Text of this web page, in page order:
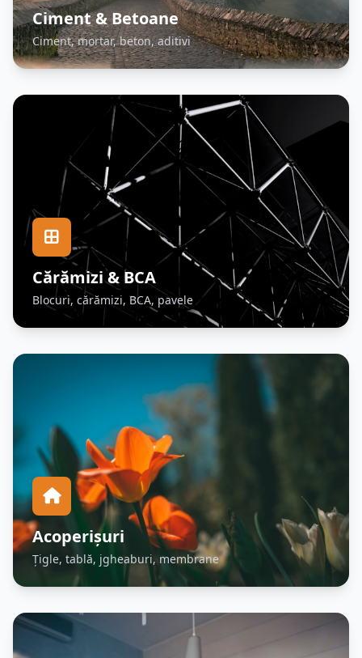
Ciment & Betoane
Ciment, mortar, beton, aditivi
Cărămizi & BCA
Blocuri, cărămizi, BCA, pavele
Acoperișuri
Țigle, tablă, jgheaburi, membrane